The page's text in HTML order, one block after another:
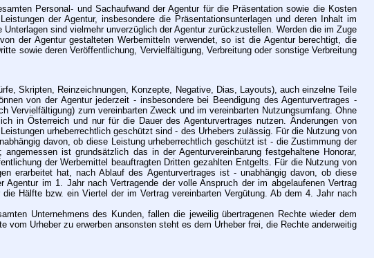
Personal- und Sachaufwand der Agentur für die Präsentation sowie die Kosten
der Agentur, insbesondere die Präsentationsunterlagen und deren Inhalt im
sind vielmehr unverzüglich der Agentur zurückzustellen. Werden die im Zuge
der Agentur gestalteten Werbemitteln verwendet, so ist die Agentur berechtigt, die
sowie deren Veröffentlichung, Vervielfältigung, Verbreitung oder sonstige Verbreitung
Skripten, Reinzeichnungen, Konzepte, Negative, Dias, Layouts), auch einzelne Teile
von der Agentur jederzeit - insbesondere bei Beendigung des Agenturvertrages -
Vervielfältigung) zum vereinbarten Zweck und im vereinbarten Nutzungsumfang. Ohne
in Österreich und nur für die Dauer des Agenturvertrages nutzen. Änderungen von
urheberrechtlich geschützt sind - des Urhebers zulässig. Für die Nutzung von
davon, ob diese Leistung urheberrechtlich geschützt ist - die Zustimmung der
ist grundsätzlich das in der Agenturvereinbarung festgehaltene Honorar,
der Werbemittel beauftragten Dritten gezahlten Entgelts. Für die Nutzung von
erarbeitet hat, nach Ablauf des Agenturvertrages ist - unabhängig davon, ob diese
im 1. Jahr nach Vertragende der volle Anspruch der im abgelaufenen Vertrag
Hälfte bzw. ein Viertel der im Vertrag vereinbarten Vergütung. Ab dem 4. Jahr nach
Unternehmens des Kunden, fallen die jeweilig übertragenen Rechte wieder dem
Urheber zu erwerben ansonsten steht es dem Urheber frei, die Rechte anderweitig